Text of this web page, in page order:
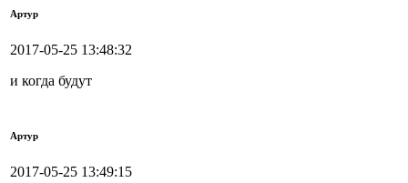
Артур
2017-05-25 13:48:32
и когда будут
Артур
2017-05-25 13:49:15